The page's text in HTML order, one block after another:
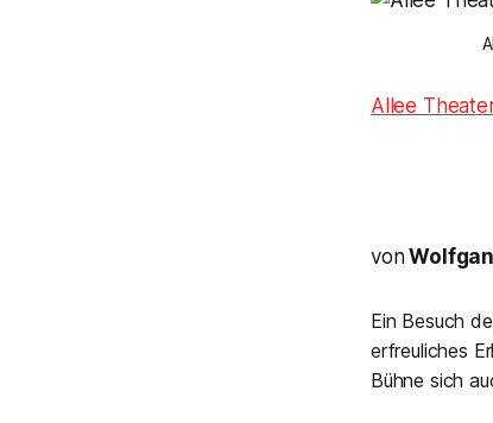
Allee
von
Ein Besuch
erfreuliches
Bühne sich